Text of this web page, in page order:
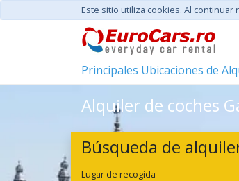
Este sitio utiliza cookies. Al
Principales Ubicaciones de
Alquiler de coches
Búsqueda de
Lugar de recogida